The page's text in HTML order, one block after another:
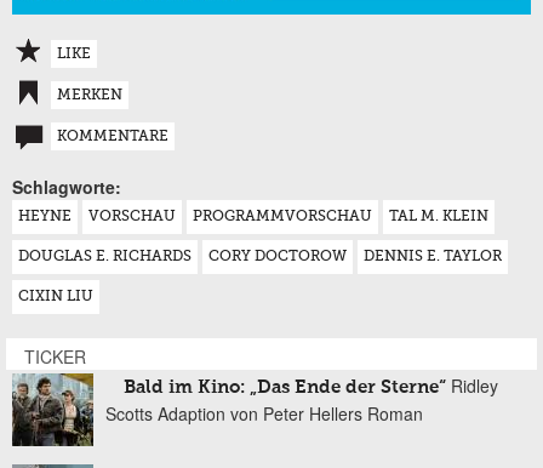
LIKE
MERKEN
KOMMENTARE
Schlagworte:
HEYNE VORSCHAU PROGRAMMVORSCHAU TAL M. KLEIN
DOUGLAS E. RICHARDS CORY DOCTOROW DENNIS E. TAYLOR
CIXIN LIU
TICKER
Bald im Kino: „Das Ende der Sterne“ Ridley
Scotts Adaption von Peter Hellers Roman